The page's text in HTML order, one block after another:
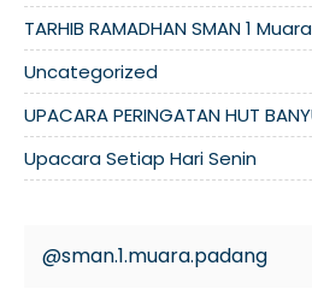
TARHIB RAMADHAN SMAN 1
Uncategorized
UPACARA PERINGATAN HUT
Upacara Setiap Hari Senin
@sman.1.muara.padang